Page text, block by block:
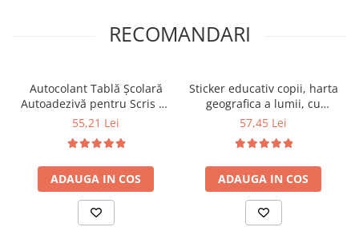
RECOMANDARI
Autocolant Tablă Școlară
Autoadezivă pentru Scris cu
Marker – Folie Whiteboard
55,21 Lei
ADAUGA IN COS
Sticker educativ copii, harta
geografica a lumii, cu
animale
57,45 Lei
ADAUGA IN COS